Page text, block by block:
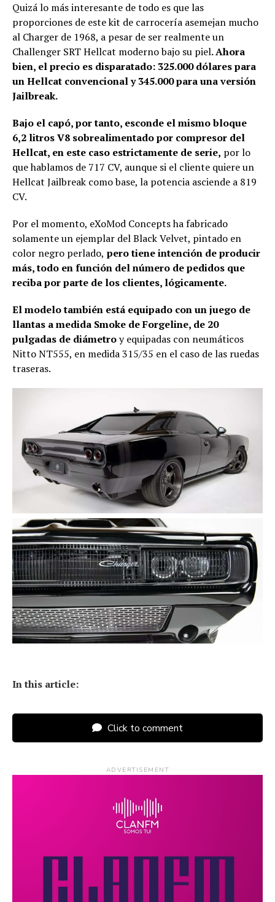
Quizá lo más interesante de todo es que las
proporciones de este kit de carrocería asemejan mucho
al Charger de 1968, a pesar de ser realmente un
Challenger SRT Hellcat moderno bajo su piel. Ahora
bien, el precio es disparatado: 325.000 dólares para
un Hellcat convencional y 345.000 para una versión
Jailbreak.
Bajo el capó, por tanto, esconde el mismo bloque
6,2 litros V8 sobrealimentado por compresor del
Hellcat, en este caso estrictamente de serie, por lo
que hablamos de 717 CV, aunque si el cliente quiere un
Hellcat Jailbreak como base, la potencia asciende a 819
CV.
Por el momento, eXoMod Concepts ha fabricado
solamente un ejemplar del Black Velvet, pintado en
color negro perlado, pero tiene intención de producir
más, todo en función del número de pedidos que
reciba por parte de los clientes, lógicamente.
El modelo también está equipado con un juego de
llantas a medida Smoke de Forgeline, de 20
pulgadas de diámetroy equipadas con neumáticos
Nitto NT555, en medida 315/35 en el caso de las ruedas
traseras.
In this article:
Click to comment
ADVERTISEMENT